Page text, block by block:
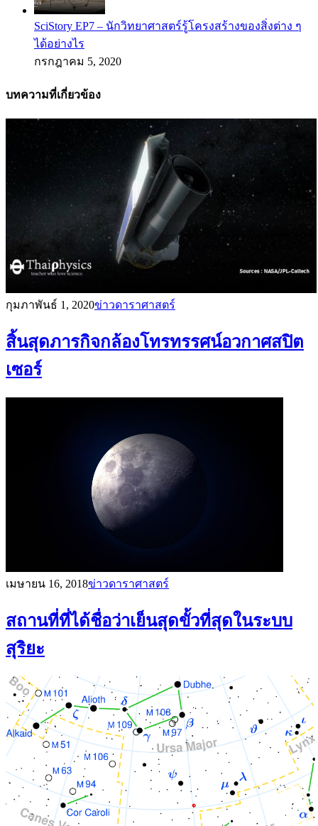
SciStory EP7 – นักวิทยาศาสตร์รู้โครงสร้างของสิ่งต่าง ๆ
ได้อย่างไร
กรกฎาคม 5, 2020
บทความที่เกี่ยวข้อง
กุมภาพันธ์ 1, 2020ข่าวดาราศาสตร์
สิ้นสุดภารกิจกล้องโทรทรรศน์อวกาศสปิต
เซอร์
เมษายน 16, 2018ข่าวดาราศาสตร์
สถานที่ที่ได้ชื่อว่าเย็นสุดขั้วที่สุดในระบบ
สุริยะ